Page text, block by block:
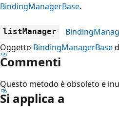
BindingManagerBase.
listManager
Oggetto BindingManagerBase
Commenti
Questo metodo è obsoleto e
Si applica a